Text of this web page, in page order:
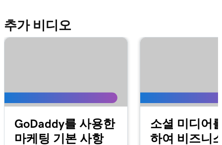
온라인 주문 추가
레슨 17(총 21)
웹 사이트 + 마케팅에서 온라인 예약 결제 활성
화
1m 1s
추가 비디오
GoDaddy를 사용한
마케팅 기본 사항
소셜 미디어
하여 비즈니